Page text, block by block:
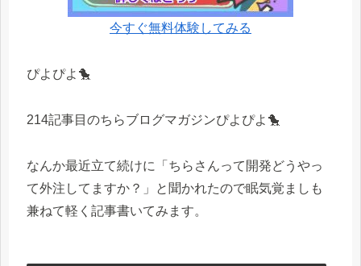
今すぐ無料体験してみる
ぴよぴよ🐤
214記事目のちらブログマガジンぴよぴよ🐤
なんか最近立て続けに「ちらさんって開発どうやっ
て外注してますか？」と聞かれたので眠気覚ましも
兼ねて軽く記事書いてみます。